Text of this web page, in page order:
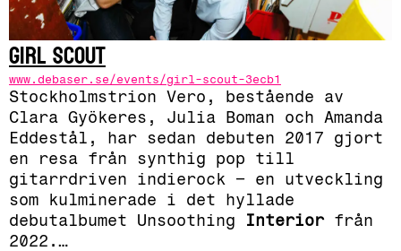
Girl Scout
www.debaser.se/events/girl-scout-3ecb1
Stockholmstrion Vero, bestående av
Clara Gyökeres, Julia Boman och Amanda
Eddestål, har sedan debuten 2017 gjort
en resa från synthig pop till
gitarrdriven indierock – en utveckling
som kulminerade i det hyllade
debutalbumet Unsoothing Interiorfrån
2022.…